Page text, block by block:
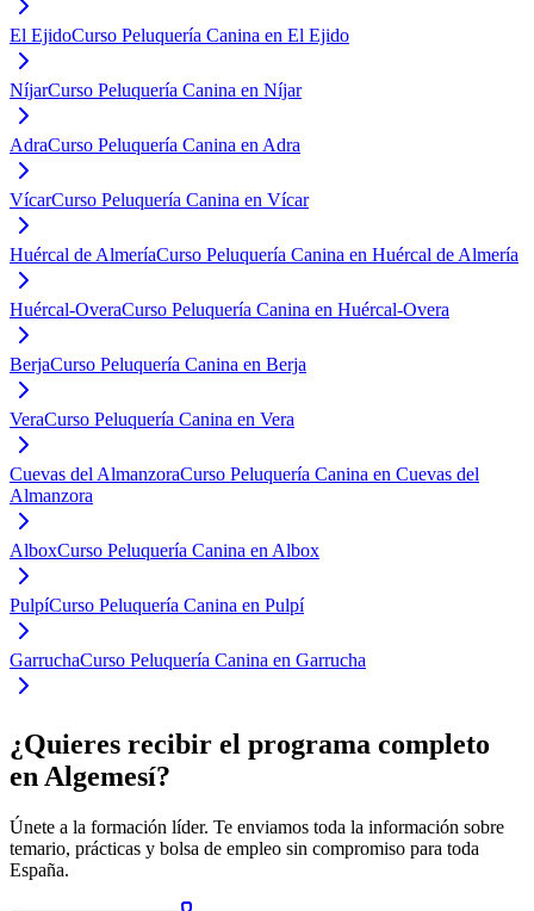
El EjidoCurso Peluquería Canina en El Ejido
NíjarCurso Peluquería Canina en Níjar
AdraCurso Peluquería Canina en Adra
VícarCurso Peluquería Canina en Vícar
Huércal de AlmeríaCurso Peluquería Canina en Huércal de Almería
Huércal-OveraCurso Peluquería Canina en Huércal-Overa
BerjaCurso Peluquería Canina en Berja
VeraCurso Peluquería Canina en Vera
Cuevas del AlmanzoraCurso Peluquería Canina en Cuevas del
Almanzora
AlboxCurso Peluquería Canina en Albox
PulpíCurso Peluquería Canina en Pulpí
GarruchaCurso Peluquería Canina en Garrucha
¿Quieres recibir el programa completo
en Algemesí?
Únete a la formación líder. Te enviamos toda la información sobre
temario, prácticas y bolsa de empleo sin compromiso para toda
España.